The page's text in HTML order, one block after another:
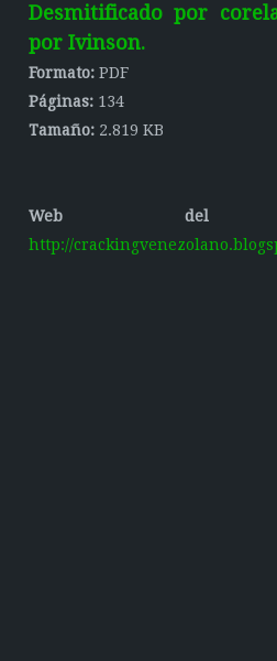
Desmitificado por
por Ivinson.
Formato: PDF
Páginas: 134
Tamaño: 2.819 KB
Web del
http://